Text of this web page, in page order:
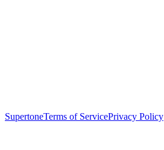
SupertoneTerms of ServicePrivacy Policy